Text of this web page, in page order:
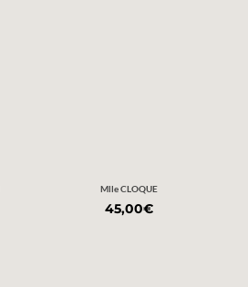
Mlle CLOQUE
45,00€